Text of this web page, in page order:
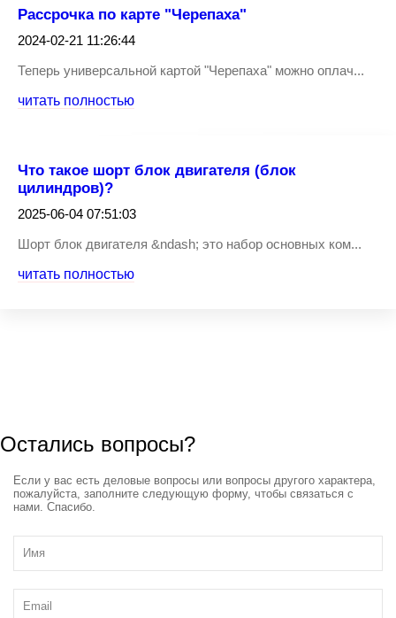
Рассрочка по карте "Черепаха"
2024-02-21 11:26:44
Теперь универсальной картой "Черепаха" можно оплач...
читать полностью
Что такое шорт блок двигателя (блок
цилиндров)?
2025-06-04 07:51:03
Шорт блок двигателя &ndash; это набор основных ком...
читать полностью
Остались вопросы?
Если у вас есть деловые вопросы или вопросы другого характера,
пожалуйста, заполните следующую форму, чтобы связаться с
нами. Спасибо.